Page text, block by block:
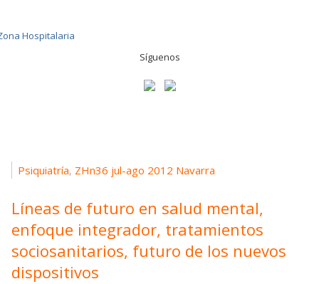
Síguenos
Psiquiatría, ZHn36 jul-ago 2012 Navarra
Líneas de futuro en salud mental,
enfoque integrador, tratamientos
sociosanitarios, futuro de los nuevos
dispositivos